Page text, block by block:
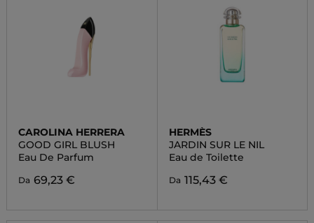
CAROLINA HERRERA
GOOD GIRL BLUSH
Eau De Parfum
Da 69,23 €
HERMÈS
JARDIN SUR LE NIL
Eau de Toilette
Da 115,43 €